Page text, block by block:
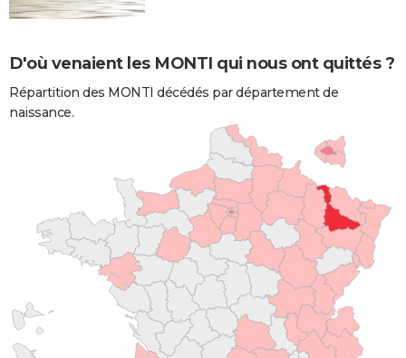
D'où venaient les MONTI qui nous ont quittés ?
Répartition des MONTI décédés par département de
naissance.